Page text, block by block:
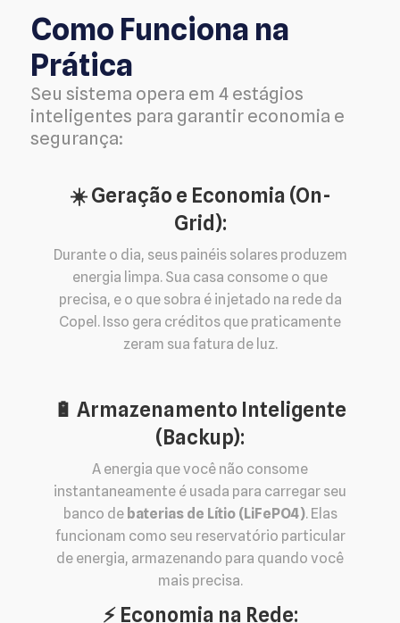
Como Funciona na
Prática
Seu sistema opera em 4 estágios
inteligentes para garantir economia e
segurança:
☀️ Geração e Economia (On-
Grid):
Durante o dia, seus painéis solares produzem
energia limpa. Sua casa consome o que
precisa, e o que sobra é injetado na rede da
Copel. Isso gera créditos que praticamente
zeram sua fatura de luz.
🔋 Armazenamento Inteligente
(Backup):
A energia que você não consome
instantaneamente é usada para carregar seu
banco de baterias de Lítio (LiFePO4). Elas
funcionam como seu reservatório particular
de energia, armazenando para quando você
mais precisa.
⚡️ Economia na Rede: